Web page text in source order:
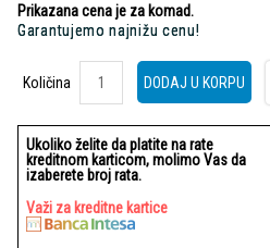
Prikazana cena je za komad.
Garantujemo najnižu cenu!
Količina
Količina
DODAJ U KORPU
Ukoliko želite da platite na rate
kreditnom karticom, molimo Vas da
izaberete broj rata.
Važi za kreditne kartice